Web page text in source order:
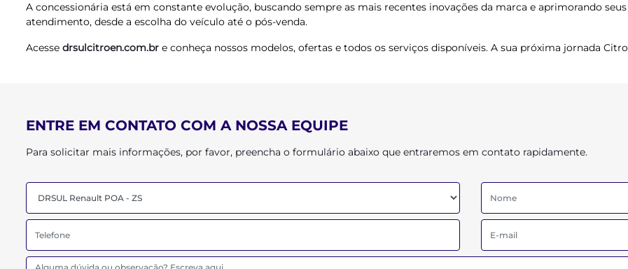
A concessionária está em constante evolução, buscando sempre as mais recentes inovações da marca e aprimorando
atendimento, desde a escolha do veículo até o pós-venda.
Acesse drsulcitroen.com.br e conheça nossos modelos, ofertas e todos os serviços disponíveis. A sua próxima jornada
ENTRE EM CONTATO COM A NOSSA EQUIPE
Para solicitar mais informações, por favor, preencha o formulário abaixo que entraremos em contato rapidamente.